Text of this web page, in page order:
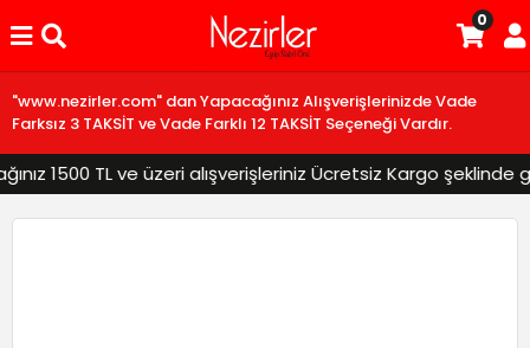
"www.nezirler.com" dan Yapacağınız Alışverişlerinizde Vade
Farksız 3 TAKSİT ve Vade Farklı 12 TAKSİT Seçeneği Vardır.
1500 TL ve üzeri alışverişleriniz Ücretsiz Kargo şeklinde
0